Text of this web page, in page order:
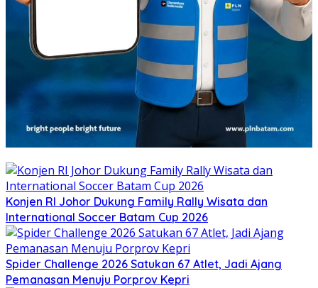
Konjen RI Johor Dukung Family Rally Wisata dan
International Soccer Batam Cup 2026
Spider Challenge 2026 Satukan 67 Atlet, Jadi Ajang
Pemanasan Menuju Porprov Kepri